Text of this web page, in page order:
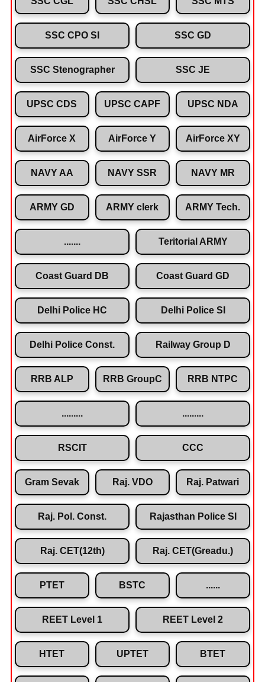
SSC CPO SI SSC GD
SSC Stenographer SSC JE
UPSC CDS UPSC CAPF UPSC NDA
AirForce X AirForce Y AirForce XY
NAVY AA NAVY SSR NAVY MR
ARMY GD ARMY clerk ARMY Tech.
Teritorial ARMY
Coast Guard DB Coast Guard GD
Delhi Police HC Delhi Police SI
Delhi Police Const. Railway Group D
RRB ALP RRB GroupC RRB NTPC
RSCIT CCC
Gram Sevak Raj. VDO Raj. Patwari
Raj. Pol. Const. Rajasthan Police SI
Raj. CET(12th) Raj. CET(Greadu.)
PTET BSTC
REET Level 1 REET Level 2
HTET UPTET BTET